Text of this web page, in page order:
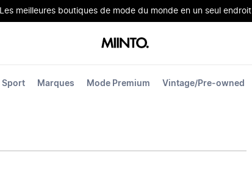
Les meilleures boutiques de mode du monde en un seul endroit
Sport Marques Mode Premium Vintage/Pre-owned